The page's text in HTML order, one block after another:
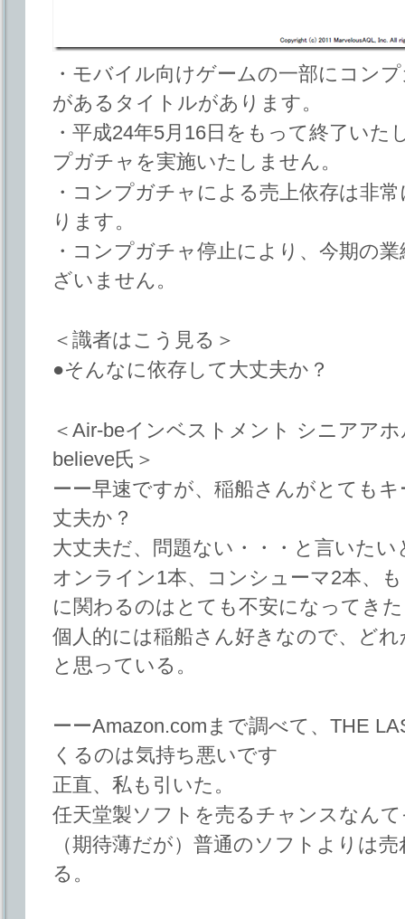
・モバイル向けゲームの一部にコン
があるタイトルがあります。
・平成24年5月16日をもって終了い
プガチャを実施いたしません。
・コンプガチャによる売上依存は非
ります。
・コンプガチャ停止により、今期の
ざいません。
＜識者はこう見る＞
●そんなに依存して大丈夫か？
＜Air-beインベストメント シニアア
believe氏＞
ーー早速ですが、稲船さんがとても
丈夫か？
大丈夫だ、問題ない・・・と言いた
オンライン1本、コンシューマ2本、
に関わるのはとても不安になってき
個人的には稲船さん好きなので、ど
と思っている。
ーーAmazon.comまで調べて、THE
くるのは気持ち悪いです
正直、私も引いた。
任天堂製ソフトを売るチャンスなん
（期待薄だが）普通のソフトよりは
る。